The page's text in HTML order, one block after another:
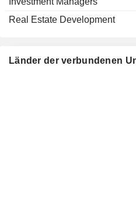
Real Estate Development
Länder der verbundenen